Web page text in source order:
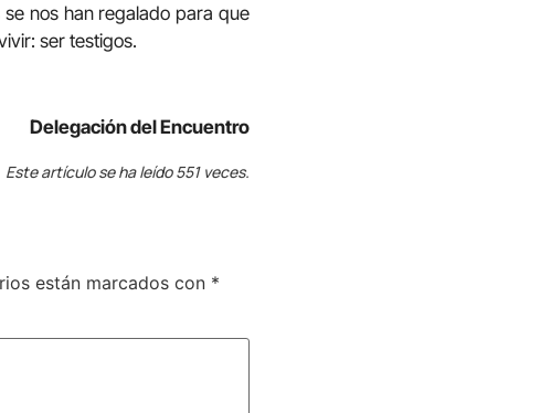
nos han regalado para que
ser testigos.
Delegación del Encuentro
Este artículo se ha leído 551 veces.
están marcados con *